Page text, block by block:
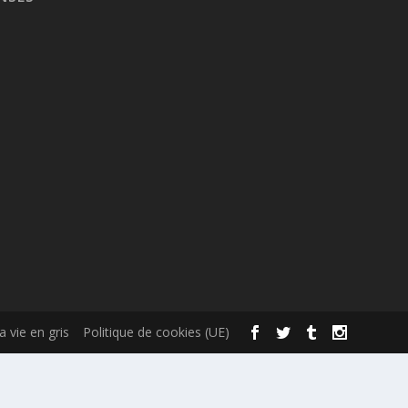
vie en gris Politique de cookies (UE)